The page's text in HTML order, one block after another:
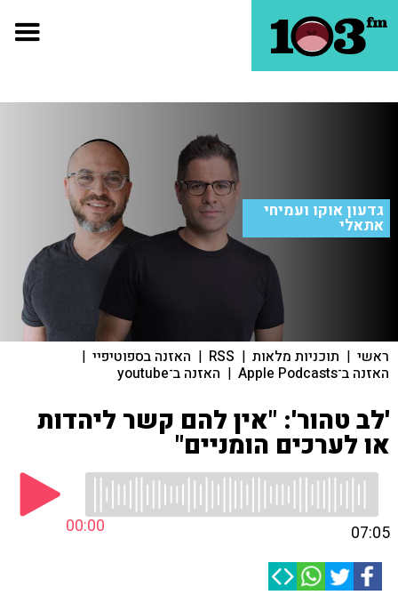
גדעון אוקו ועמיחי
אתאלי
ראשי | תוכניות מלאות |
RSS
| האזנה בספוטיפיי |
האזנה ב־Apple Podcasts | האזנה ב־youtube
'לב טהור': "אין להם קשר ליהדות
או לערכים הומניים"
00:00 07:05